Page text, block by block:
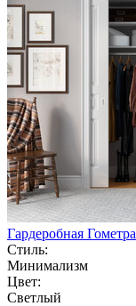
Гардеробная Гометра
Стиль:
Минимализм
Цвет:
Светлый